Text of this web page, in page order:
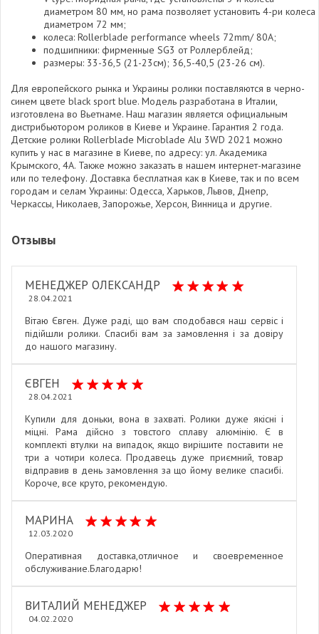
диаметром 80 мм, но рама позволяет установить 4-ри колеса
диаметром 72 мм;
колеса: Rollerblade реrformance wheels 72mm/ 80A;
подшипники: фирменные SG3 от Роллерблейд;
размеры: 33-36,5 (21-23см); 36,5-40,5 (23-26 см).
Для европейского рынка и Украины ролики поставляются в черно-
синем цвете black sport blue. Модель разработана в Италии,
изготовлена во Вьетнаме. Наш магазин является официальным
дистрибьютором роликов в Киеве и Украине. Гарантия 2 года.
Детские ролики Rollerblade Microblade Alu 3WD 2021 можно
купить у нас в магазине в Киеве, по адресу: ул. Академика
Крымского, 4А. Также можно заказать в нашем интернет-магазине
или по телефону. Доставка бесплатная как в Киеве, так и по всем
городам и селам Украины: Одесса, Харьков, Львов, Днепр,
Черкассы, Николаев, Запорожье, Херсон, Винница и другие.
Отзывы
МЕНЕДЖЕР ОЛЕКСАНДР
28.04.2021
Вітаю Євген. Дуже раді, що вам сподобався наш сервіс і
підійшли ролики. Спасибі вам за замовлення і за довіру
до нашого магазину.
ЄВГЕН
28.04.2021
Купили для доньки, вона в захваті. Ролики дуже якісні і
міцні. Рама дійсно з товстого сплаву алюмінію. Є в
комплекті втулки на випадок, якщо вирішите поставити не
три а чотири колеса. Продавець дуже приємний, товар
відправив в день замовлення за що йому велике спасибі.
Короче, все круто, рекомендую.
МАРИНА
12.03.2020
Оперативная доставка,отличное и своевременное
обслуживание.Благодарю!
ВИТАЛИЙ МЕНЕДЖЕР
04.02.2020